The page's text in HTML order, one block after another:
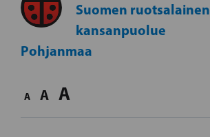
Suomen ruotsalainen
kansanpuolue
Pohjanmaa
A A A